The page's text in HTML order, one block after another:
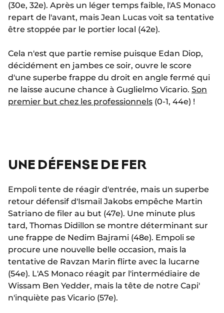
(30e, 32e). Après un léger temps faible, l'AS Monaco
repart de l'avant, mais Jean Lucas voit sa tentative
être stoppée par le portier local (42e).
Cela n'est que partie remise puisque Edan Diop,
décidément en jambes ce soir, ouvre le score
d'une superbe frappe du droit en angle fermé qui
ne laisse aucune chance à Guglielmo Vicario. Son
premier but chez les professionnels (0-1, 44e) !
UNE DÉFENSE DE FER
Empoli tente de réagir d'entrée, mais un superbe
retour défensif d'Ismail Jakobs empêche Martin
Satriano de filer au but (47e). Une minute plus
tard, Thomas Didillon se montre déterminant sur
une frappe de Nedim Bajrami (48e). Empoli se
procure une nouvelle belle occasion, mais la
tentative de Ravzan Marin flirte avec la lucarne
(54e). L'AS Monaco réagit par l'intermédiaire de
Wissam Ben Yedder, mais la tête de notre Capi'
n'inquiète pas Vicario (57e).